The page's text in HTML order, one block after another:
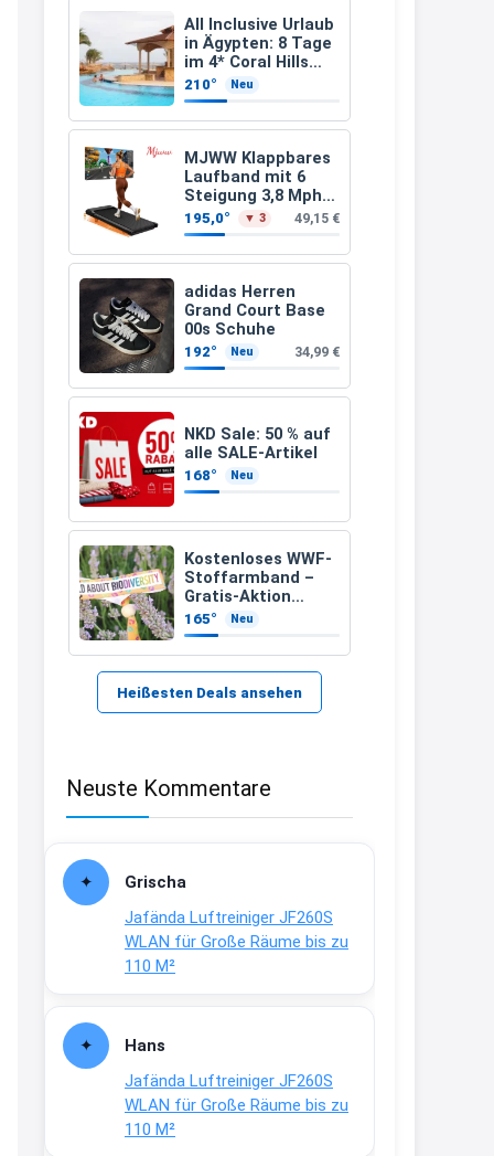
Apfelfaser)
All Inclusive Urlaub
in Ägypten: 8 Tage
im 4* Coral Hills
Resort Marsa Alam
inkl. Flüge ab 299 €
p.P.
210° Neu
MJWW Klappbares
Laufband mit 6
Steigung 3,8 Mph/6
Km/h Walking
195,0° ▼ 3 49,15 €
adidas Herren
Grand Court Base
00s Schuhe
192° Neu 34,99 €
NKD Sale: 50 % auf
alle SALE-Artikel
168° Neu
Kostenloses WWF-
Stoffarmband –
Gratis-Aktion
inklusive Versand
165° Neu
Heißesten Deals ansehen
Neuste Kommentare
Grischa
Jafända Luftreiniger JF260S
WLAN für Große Räume bis zu
110 M²
Hans
Jafända Luftreiniger JF260S
WLAN für Große Räume bis zu
110 M²
müsste schon stornieren und
nochmal bestellen, da man
Rabattcodes oder auch
Geschenkgutscheine im
Warenkorb oder an der Kasse
VOR dem Kauf einlösen kann.
17:06
↩
Och siche den Gutschein
fürmeggelebaguetts
Kerstin
Meggle bagett Gutschein code
21:37
↩
Kerstin
Bei EDEKA
↩
29.07www.haribo.com/de-
↩
Joachim
Ab diesem Jahr gibt es keine
Fielmann-Blinkis mehr / wurde
www.fielmann-
group.com/blinkis...
13:44